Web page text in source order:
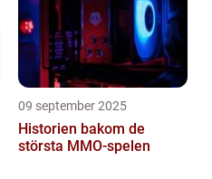
09 september 2025
Historien bakom de
största MMO-spelen